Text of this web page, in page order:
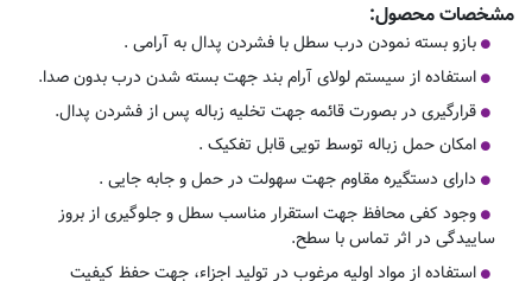
مشخصات محصول:
بازو بسته نمودن درب سطل با فشردن پدال به آرامی .
استفاده از سیستم لولای آرام بند جهت بسته شدن درب بدون صدا.
قرارگیری در بصورت قائمه جهت تخلیه زباله پس از فشردن پدال.
امکان حمل زباله توسط تویی قابل تفکیک .
دارای دستگیره مقاوم جهت سهولت در حمل و جابه جایی .
وجود کفی محافظ جهت استقرار مناسب سطل و جلوگیری از بروز
ساییدگی در اثر تماس با سطح.
استفاده از مواد اولیه مرغوب در تولید اجزاء، جهت حفظ کیفیت